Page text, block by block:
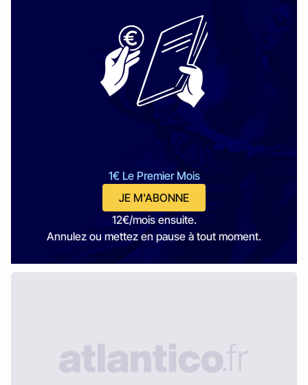
1€ Le Premier Mois
JE M'ABONNE
12€/mois ensuite.
Annulez ou mettez en pause à tout moment.